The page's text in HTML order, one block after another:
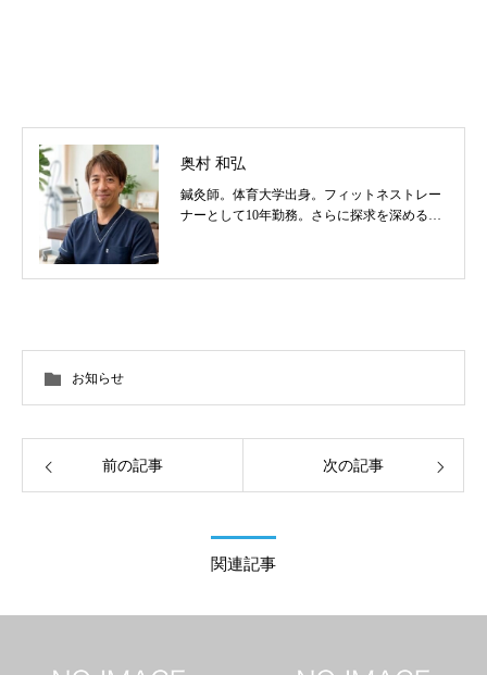
奥村 和弘
鍼灸師。体育大学出身。フィットネストレー
ナーとして10年勤務。さらに探求を深めるべ
の他顔鍼など様々な症状の施術に日々、奔走
お知らせ
前の記事 次の記事
関連記事